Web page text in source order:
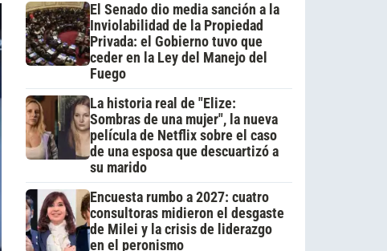
El Senado dio media sanción a la
Inviolabilidad de la Propiedad
Privada: el Gobierno tuvo que
ceder en la Ley del Manejo del
Fuego
La historia real de "Elize:
Sombras de una mujer", la nueva
película de Netflix sobre el caso
de una esposa que descuartizó a
su marido
Encuesta rumbo a 2027: cuatro
consultoras midieron el desgaste
de Milei y la crisis de liderazgo
en el peronismo